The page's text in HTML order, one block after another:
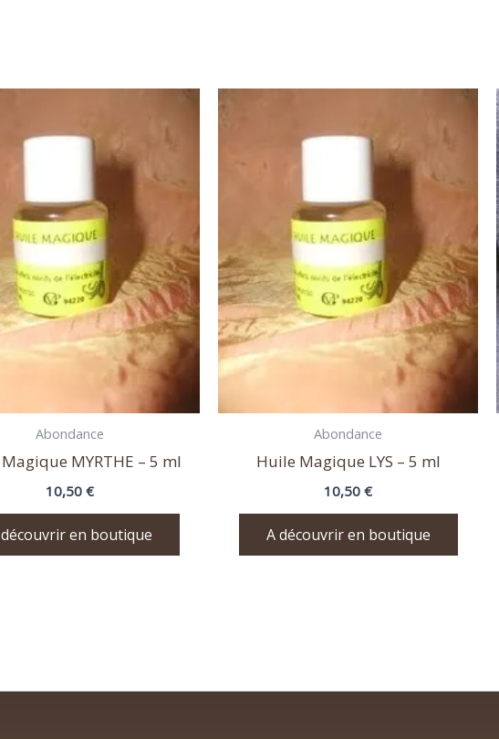
Abondance
MYRTHE – 5 ml
10,50 €
en boutique
Abondance
Huile Magique LYS – 5 ml
10,50 €
A découvrir en boutique